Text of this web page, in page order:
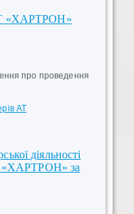
АТ «ХАРТРОН»
про проведення
АТ
діяльності
«ХАРТРОН» за